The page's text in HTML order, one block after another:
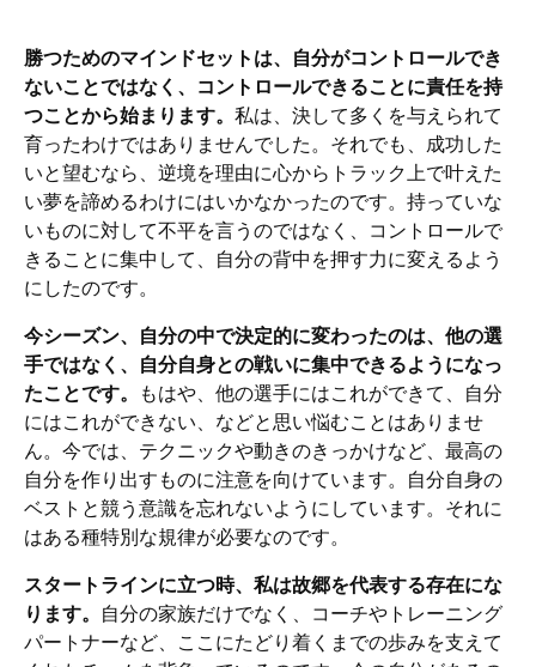
勝つためのマインドセットは、自分がコントロールでき
ないことではなく、コントロールできることに責任を持
つことから始まります。 私は、決して多くを与えられて
育ったわけではありませんでした。それでも、成功した
いと望むなら、逆境を理由に心からトラック上で叶えた
い夢を諦めるわけにはいかなかったのです。持っていな
いものに対して不平を言うのではなく、コントロールで
きることに集中して、自分の背中を押す力に変えるよう
にしたのです。
今シーズン、自分の中で決定的に変わったのは、他の選
手ではなく、自分自身との戦いに集中できるようになっ
たことです。
もはや、他の選手にはこれができて、自分
にはこれができない、などと思い悩むことはありませ
ん。今では、テクニックや動きのきっかけなど、最高の
自分を作り出すものに注意を向けています。自分自身の
ベストと競う意識を忘れないようにしています。それに
はある種特別な規律が必要なのです。
スタートラインに立つ時、私は故郷を代表する存在にな
ります。
自分の家族だけでなく、コーチやトレーニング
パートナーなど、ここにたどり着くまでの歩みを支えて